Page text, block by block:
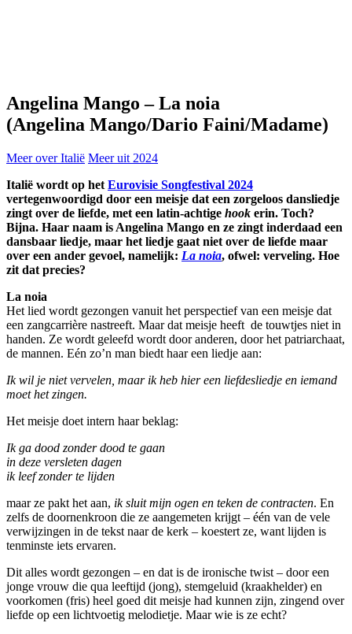
Angelina Mango –La noia
(Angelina Mango/Dario Faini/Madame)
Meer over Italië Meer uit 2024
Italië wordt op het Eurovisie Songfestival 2024
vertegenwoordigd door een meisje dat een zorgeloos dansliedje
zingt over de liefde, met een latin-achtige hook erin. Toch?
Bijna. Haar naam is Angelina Mango en ze zingt inderdaad een
dansbaar liedje, maar het liedje gaat niet over de liefde maar
over een ander gevoel, namelijk: La noia, ofwel: verveling. Hoe
zit dat precies?
La noia
Het lied wordt gezongen vanuit het perspectief van een meisje dat
een zangcarrière nastreeft. Maar dat meisje heeft de touwtjes niet in
handen. Ze wordt geleefd wordt door anderen, door het patriarchaat,
de mannen. Eén zo’n man biedt haar een liedje aan:
Ik wil je niet vervelen, maar ik heb hier een liefdesliedje en iemand
moet het zingen.
Het meisje doet intern haar beklag:
Ik ga dood zonder dood te gaan
in deze versleten dagen
ik leef zonder te lijden
maar ze pakt het aan, ik sluit mijn ogen en teken de contracten. En
zelfs de doornenkroon die ze aangemeten krijgt – één van de vele
verwijzingen in de tekst naar de kerk – koestert ze, want lijden is
tenminste iets ervaren.
Dit alles wordt gezongen – en dat is de ironische twist – door een
jonge vrouw die qua leeftijd (jong), stemgeluid (kraakhelder) en
voorkomen (fris) heel goed dit meisje had kunnen zijn, zingend over
liefde op een lichtvoetig melodietje. Maar wie is ze echt?